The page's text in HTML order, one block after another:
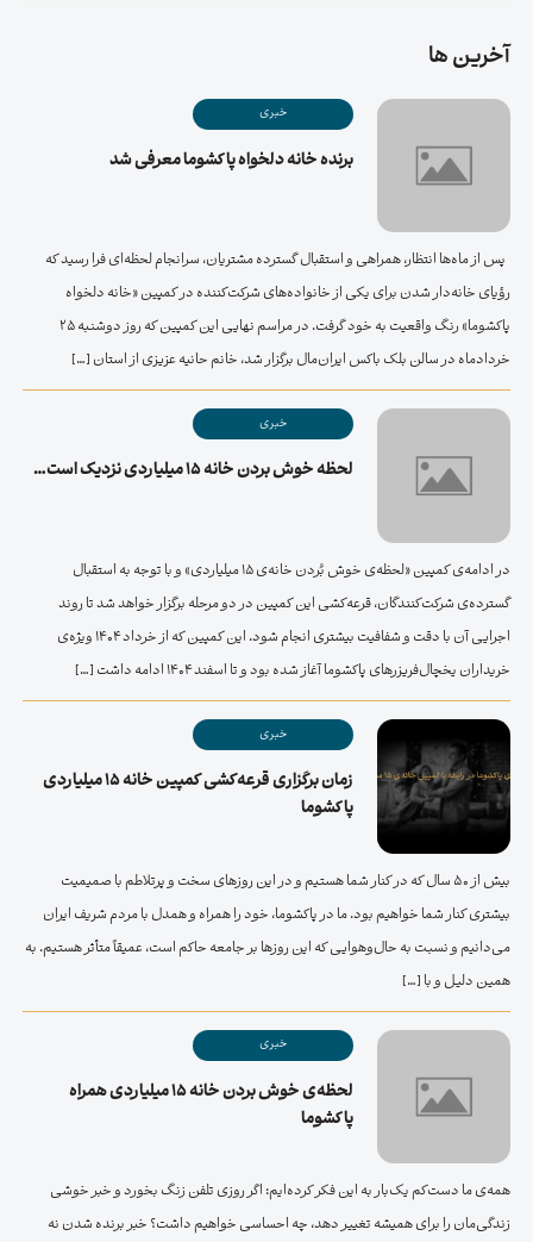
آخرین ها
خبری
برنده خانه دلخواه پاکشوما معرفی شد
پس از ماه‌ها انتظار، همراهی و استقبال گسترده مشتریان، سرانجام لحظه‌ای فرا رسید که
رؤیای خانه‌دار شدن برای یکی از خانواده‌های شرکت‌کننده در کمپین «خانه دلخواه
پاکشوما» رنگ واقعیت به خود گرفت. در مراسم نهایی این کمپین که روز دوشنبه ۲۵
خردادماه در سالن بلک باکس ایران‌مال برگزار شد، خانم حانیه عزیزی از استان […]
خبری
لحظه خوش بردن خانه ۱۵ میلیاردی نزدیک است…
در ادامه‌ی کمپین «لحظه‌ی خوش بُردن خانه‌ی ۱۵ میلیاردی» و با توجه به استقبال
گسترده‌ی شرکت‌کنندگان، قرعه‌کشی این کمپین در دو مرحله برگزار خواهد شد تا روند
اجرایی آن با دقت و شفافیت بیشتری انجام شود. این کمپین که از خرداد 1404 ویژه‌ی
خریداران یخچال‌فریزرهای پاکشوما آغاز شده بود و تا اسفند 1404 ادامه داشت […]
خبری
زمان برگزاری قرعه‌کشی کمپین خانه ۱۵ میلیاردی
پاکشوما
بیش از 50 سال که در کنار شما هستیم و در این روزهای سخت و پرتلاطم با صمیمیت
بیشتری کنار شما خواهیم بود. ما در پاکشوما، خود را همراه و همدل با مردم شریف ایران
می‌دانیم و نسبت به حال‌وهوایی که این روزها بر جامعه حاکم است، عمیقاً متأثر هستیم. به
همین دلیل و با […]
خبری
لحظه‌ی خوش بردن خانه ۱۵ میلیاردی همراه
پاکشوما
همه‌ی ما دست‌کم یک‌بار به این فکر کرده‌ایم: اگر روزی تلفن زنگ بخورد و خبر خوشی
زندگی‌مان را برای همیشه تغییر دهد، چه احساسی خواهیم داشت؟ خبر برنده شدن نه